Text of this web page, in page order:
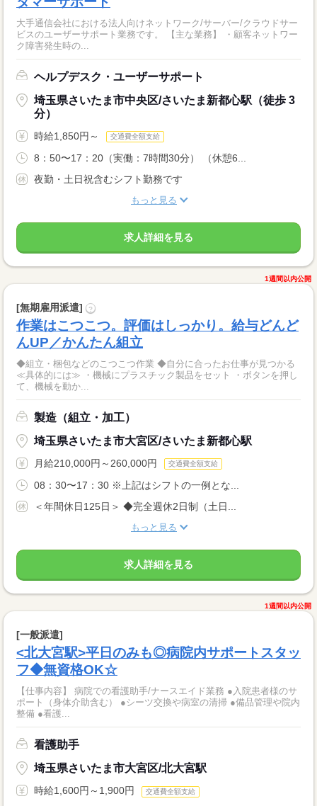
大手通信会社における法人向けネットワーク/サーバー/クラウドサー
ビスのユーザーサポート業務です。 【主な業務】 ・顧客ネットワー
ク障害発生時の...
ヘルプデスク・ユーザーサポート
埼玉県さいたま市中央区/さいたま新都心駅（徒歩 3
分）
時給1,850円～ 交通費全額支給
8：50〜17：20（実働：7時間30分） （休憩6...
夜勤・土日祝含むシフト勤務です
もっと見る
求人詳細を見る
1週間以内公開
[無期雇用派遣] ?
作業はこつこつ。評価はしっかり。給与どんど
んUP／かんたん組立
◆組立・梱包などのこつこつ作業 ◆自分に合ったお仕事が見つかる
≪具体的には≫ ・機械にプラスチック製品をセット ・ボタンを押し
て、機械を動か...
製造（組立・加工）
埼玉県さいたま市大宮区/さいたま新都心駅
月給210,000円～260,000円 交通費全額支給
08：30〜17：30 ※上記はシフトの一例とな...
＜年間休日125日＞ ◆完全週休2日制（土日...
もっと見る
求人詳細を見る
1週間以内公開
[一般派遣]
<北大宮駅>平日のみも◎病院内サポートスタッ
フ◆無資格OK☆
【仕事内容】 病院での看護助手/ナースエイド業務 ●入院患者様のサ
ポート（身体介助含む） ●シーツ交換や病室の清掃 ●備品管理や院内
整備 ●看護...
看護助手
埼玉県さいたま市大宮区/北大宮駅
時給1,600円～1,900円 交通費全額支給